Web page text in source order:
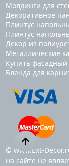
молдинги для
декоративное
плинтус
плинтус
декор из
металлические
купить
бленда для
© www.Ext-
на сайте не